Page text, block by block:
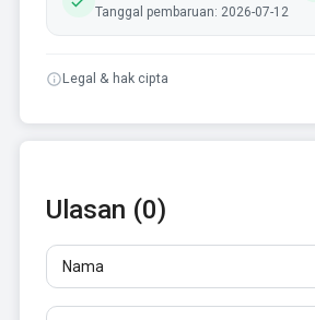
Tanggal pembaruan: 2026-07-12
Legal & hak cipta
Ulasan (0)
Nama
Email
Ulasan
Minimal 10 karakter. Tautan tidak